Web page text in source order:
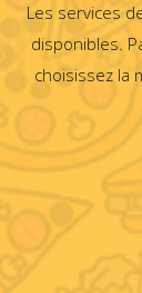
Les services
disponibles.
choisissez la